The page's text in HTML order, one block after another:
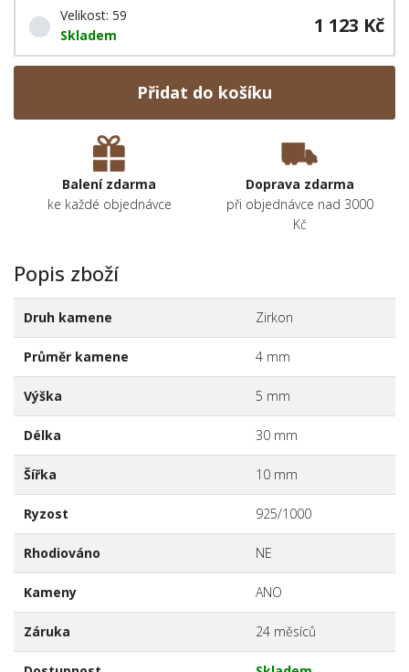
Velikost: 59
Skladem
1 123 Kč
Přidat do košíku
Balení zdarma
ke každé objednávce
Doprava zdarma
při objednávce nad 3000
Kč
Popis zboží
Druh kamene Zirkon
Průměr kamene 4 mm
Výška 5 mm
Délka 30 mm
Šířka 10 mm
Ryzost 925/1000
Rhodiováno NE
Kameny ANO
Záruka 24 měsíců